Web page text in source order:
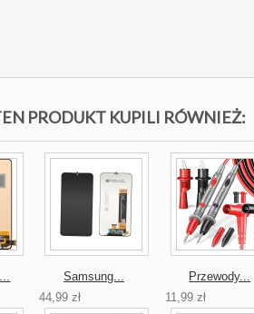
PRODUKT KUPILI RÓWNIEŻ:
Samsung...
44,99 zł
Przewody...
11,99 zł